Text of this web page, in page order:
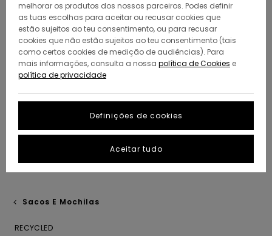
Sacos E Mochilas
RECYCLED
melhorar os produtos dos nossos parceiros. Podes definir
as tuas escolhas para aceitar ou recusar cookies que
estão sujeitos ao teu consentimento, ou para recusar
cookies que não estão sujeitos ao teu consentimento (tais
como certos cookies de medição de audiências). Para
mais informações, consulta a nossa política de Cookies e
política de privacidade
Definições de cookies
Aceitar tudo